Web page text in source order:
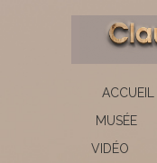
ACCUEIL
MUSÉE
VIDÉO